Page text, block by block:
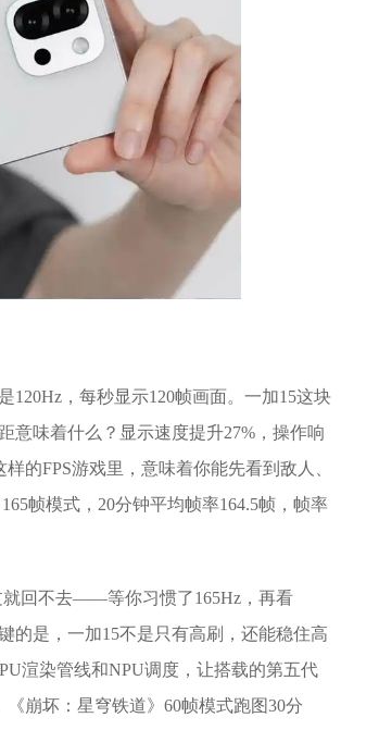
120Hz，每秒显示120帧画面。一加15这块
意味着什么？显示速度提升27%，操作响
的FPS游戏里，意味着你能先看到敌人、
帧模式，20分钟平均帧率164.5帧，帧率
就回不去——等你习惯了165Hz，再看
的是，一加15不是只有高刷，还能稳住高
渲染管线和NPU调度，让搭载的第五代
崩坏：星穹铁道》60帧模式跑图30分